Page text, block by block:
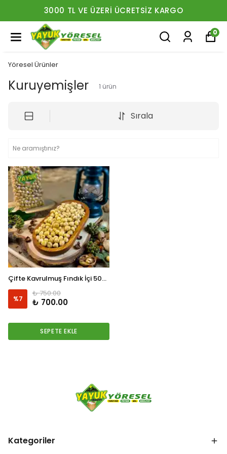
3000 TL VE ÜZERI ÜCRETSIZ KARGO
0
Yöresel Ürünler
Kuruyemişler 1 ürün
Sırala
Çifte Kavrulmuş Fındık İçi 500Gr
%7
₺ 750.00
₺ 700.00
SEPETE EKLE
Kategoriler